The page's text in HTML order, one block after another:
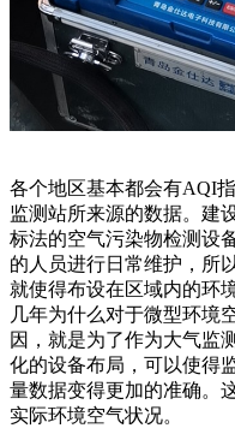
各个地区基本都会有AQI
监测站所来源的数据。建
标法的空气污染物检测设
的人员进行日常维护，所
就使得布设在区域内的环
几年为什么对于微型环境
因，就是为了作为大气监
化的设备布局，可以使得
量数据变得更加的准确。
实际环境空气状况。